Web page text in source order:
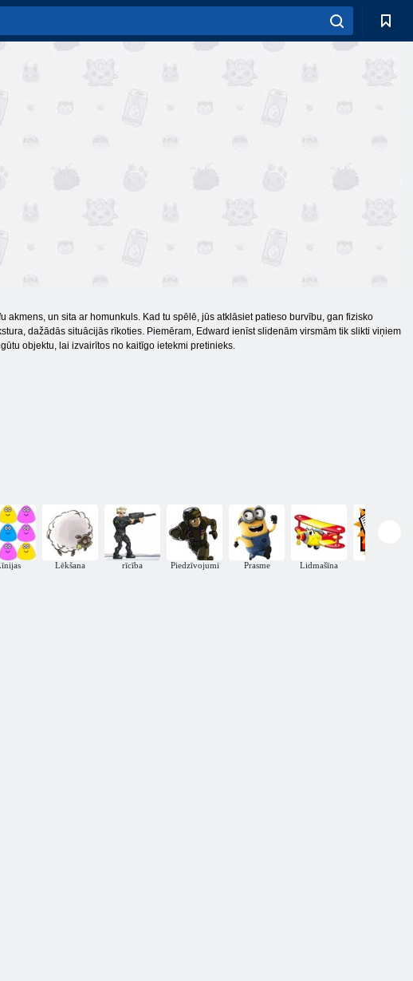
un sita ar homunkuls. Kad tu spēlē, jūs atklāsiet patieso burvību, gan fizisko
dažādās situācijās rīkoties. Piemēram, Edward ienīst slidenām virsmām tik slikti viņiem
objektu, lai izvairītos no kaitīgo ietekmi pretinieks.
Lēkšana rīcība Piedzīvojumi Prasme Lidmašīna